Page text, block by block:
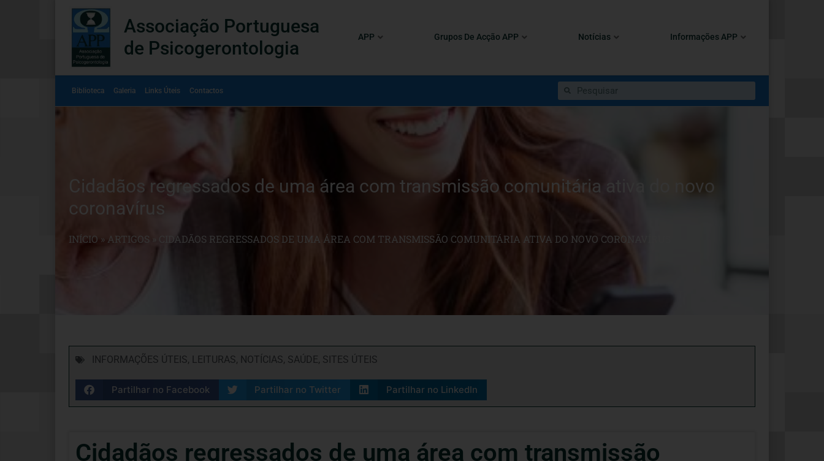
Associação Portuguesa
de Psicogerontologia
APP Grupos De Acção APP Notícias Informações APP
Biblioteca Galeria Links Úteis Contactos
Cidadãos regressados de uma área com transmissão comunitária ativa do novo
coronavírus
INÍCIO » ARTIGOS CIDADÃOS REGRESSADOS DE UMA ÁREA COM TRANSMISSÃO COMUNITÁRIA ATIVA DO NOVO CORONAVÍRUS
INFORMAÇÕES ÚTEIS, LEITURAS, NOTÍCIAS, SAÚDE, SITES ÚTEIS
Partilhar no Facebook Partilhar no Twitter Partilhar no LinkedIn
Cidadãos regressados de uma área com transmissão